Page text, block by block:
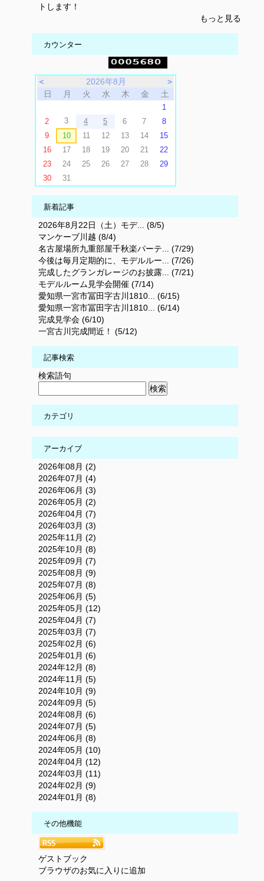
トします！
もっと見る
カウンター
＜ 2026年8月
＞
日
月 火 水 木 金 土
1
2
3 4 5 6 7
8
9
10 11 12 13 14
15
16
17 18 19 20 21
22
23
24 25 26 27 28
29
30
31
新着記事
2026年8月22日（土）モデ... (8/5)
マンケーブ川越 (8/4)
名古屋場所九重部屋千秋楽パーテ... (7/29)
今後は毎月定期的に、モデルルー... (7/26)
完成したグランガレージのお披露... (7/21)
モデルルーム見学会開催 (7/14)
愛知県一宮市冨田字古川1810... (6/15)
愛知県一宮市冨田字古川1810... (6/14)
完成見学会 (6/10)
一宮古川完成間近！ (5/12)
記事検索
検索語句
カテゴリ
アーカイブ
2026年08月 (2)
2026年07月 (4)
2026年06月 (3)
2026年05月 (2)
2026年04月 (7)
2026年03月 (3)
2025年11月 (2)
2025年10月 (8)
2025年09月 (7)
2025年08月 (9)
2025年07月 (8)
2025年06月 (5)
2025年05月 (12)
2025年04月 (7)
2025年03月 (7)
2025年02月 (6)
2025年01月 (6)
2024年12月 (8)
2024年11月 (5)
2024年10月 (9)
2024年09月 (5)
2024年08月 (6)
2024年07月 (5)
2024年06月 (8)
2024年05月 (10)
2024年04月 (12)
2024年03月 (11)
2024年02月 (9)
2024年01月 (8)
その他機能
ゲストブック
ブラウザのお気に入りに追加